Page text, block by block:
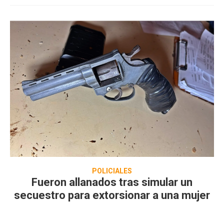
POLICIALES
Fueron allanados tras simular un
secuestro para extorsionar a una mujer